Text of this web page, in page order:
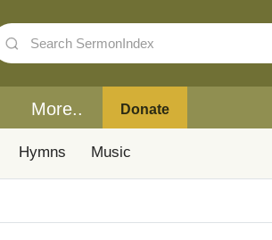
More.. Donate
Hymns Music